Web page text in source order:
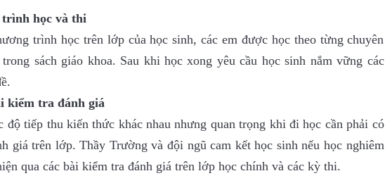
trình học và thi
trình học trên lớp của học sinh, các em được học theo từng chuyên
sách giáo khoa. Sau khi học xong yêu cầu học sinh nắm vững các
kiểm tra đánh giá
tiếp thu kiến thức khác nhau nhưng quan trọng khi đi học cần phải có
giá trên lớp. Thầy Trường và đội ngũ cam kết học sinh nếu học nghiêm
qua các bài kiểm tra đánh giá trên lớp học chính và các kỳ thi.